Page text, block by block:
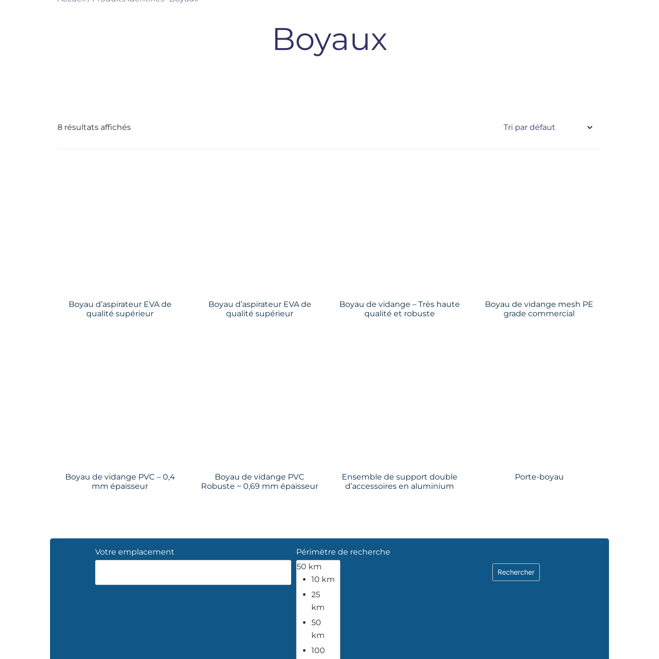
Boyaux
8 résultats affichés
Boyau d’aspirateur EVA de
qualité supérieur
Boyau d’aspirateur EVA de
qualité supérieur
Boyau de vidange – Très haute
qualité et robuste
Boyau de vidange mesh PE
grade commercial
Boyau de vidange PVC – 0,4
mm épaisseur
Boyau de vidange PVC
Robuste ~ 0,69 mm épaisseur
Ensemble de support double
d’accessoires en aluminium
Porte-boyau
Votre emplacement
Périmètre de recherche
50 km
10 km
25
km
50
km
100